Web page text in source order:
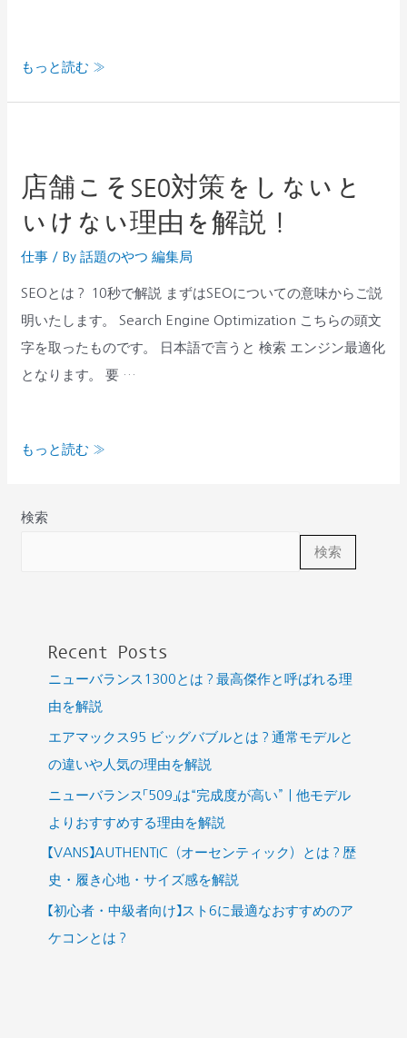
ジ
を
し
お
困
り
の
方
は
ラ
もっと読む »
店舗こそSEO対策をしないと
いけない理由を解説！
仕事 / By話題のやつ 編集局
SEOとは？ 10秒で解説 まずはSEOについての意味からご説
明いたします。 Search Engine Optimization こちらの頭文
字を取ったものです。 日本語で言うと 検索 エンジン最適化
となります。 要 …
こ
そ
策
を
し
な
な
もっと読む »
検索
検索
Recent Posts
ニューバランス1300とは？最高傑作と呼ばれる理
由を解説
エアマックス95 ビッグバブルとは？通常モデルと
の違いや人気の理由を解説
ニューバランス「509」は“完成度が高い”｜他モデル
よりおすすめする理由を解説
【VANS】AUTHENTIC（オーセンティック）とは？歴
史・履き心地・サイズ感を解説
【初心者・中級者向け】スト6に最適なおすすめのア
ケコンとは？